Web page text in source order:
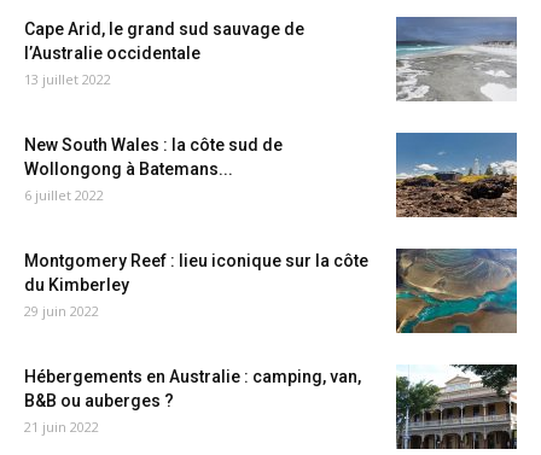
Cape Arid, le grand sud sauvage de
l’Australie occidentale
13 juillet 2022
New South Wales : la côte sud de
Wollongong à Batemans...
6 juillet 2022
Montgomery Reef : lieu iconique sur la côte
du Kimberley
29 juin 2022
Hébergements en Australie : camping, van,
B&B ou auberges ?
21 juin 2022